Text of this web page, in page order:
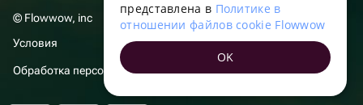
© Flowwow, inc
Условия
Обработка персональных данных
FRENCH
TURKISH
POLISH
представлена в Политике в
отношении файлов cookie Flowwow
OK